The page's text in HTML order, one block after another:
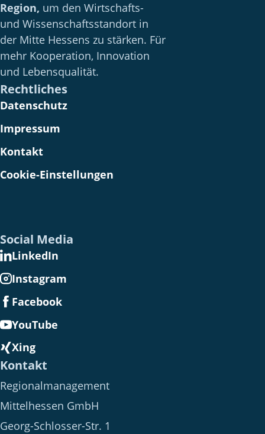
Region, um den Wirtschafts-
und Wissenschaftsstandort in
der Mitte Hessens zu stärken. Für
mehr Kooperation, Innovation
und Lebensqualität.
Rechtliches
Datenschutz
Impressum
Kontakt
Cookie-Einstellungen
Social Media
LinkedIn
Instagram
Facebook
YouTube
Xing
Kontakt
Regionalmanagement
Mittelhessen GmbH
Georg-Schlosser-Str. 1